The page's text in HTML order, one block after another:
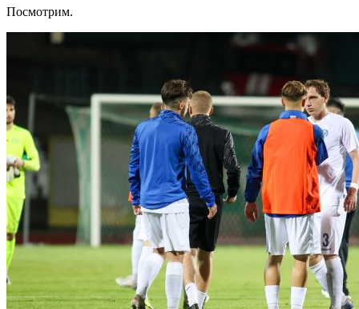
Посмотрим.